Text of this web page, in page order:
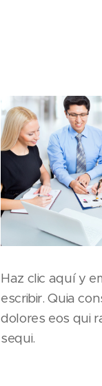
Haz clic aquí y
escribir. Quia
dolores eos qui
sequi.